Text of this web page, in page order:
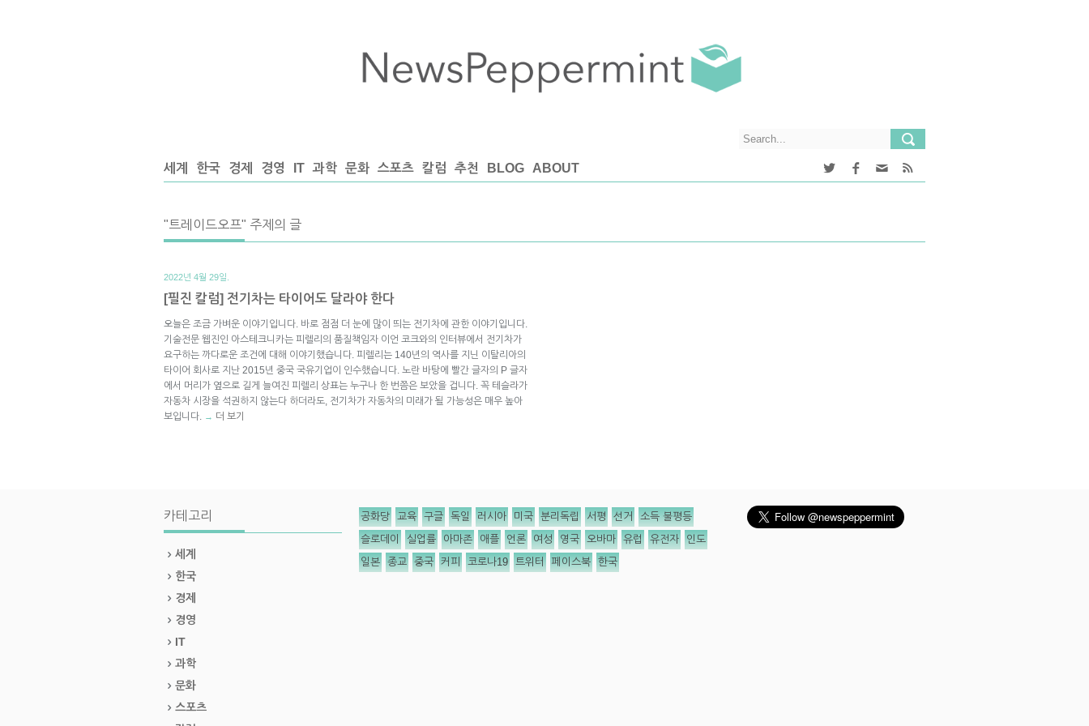
세계 한국 경제 경영 IT 과학 문화 스포츠 칼럼 추천 BLOG ABOUT
"트레이드오프" 주제의 글
2022년 4월 29일.
[필진 칼럼] 전기차는 타이어도 달라야 한다
오늘은 조금 가벼운 이야기입니다. 바로 점점 더 눈에 많이 띄는 전기차에 관한 이야기입니다.
기술전문 웹진인 아스테크니카는 피렐리의 품질책임자 이언 코크와의 인터뷰에서 전기차가
요구하는 까다로운 조건에 대해 이야기했습니다. 피렐리는 140년의 역사를 지닌 이탈리아의
타이어 회사로 지난 2015년 중국 국유기업이 인수했습니다. 노란 바탕에 빨간 글자의 P 글자
에서 머리가 옆으로 길게 늘여진 피렐리 상표는 누구나 한 번쯤은 보았을 겁니다. 꼭 테슬라가
자동차 시장을 석권하지 않는다 하더라도, 전기차가 자동차의 미래가 될 가능성은 매우 높아
보입니다. → 더 보기
카테고리
세계
한국
경제
경영
IT
과학
문화
스포츠
공화당 교육 구글 독일 러시아 미국 분리독립 서평 선거 소득 불평등
슬로데이 실업률 아마존 애플 언론 여성 영국 오바마 유럽 유전자 인도
일본 종교 중국 커피 코로나19 트위터 페이스북 한국